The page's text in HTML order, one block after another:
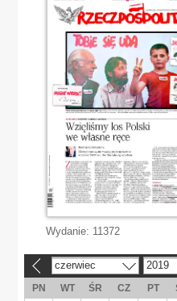
Wydanie: 11372
czerwiec 2019
PN WT ŚR CZ PT